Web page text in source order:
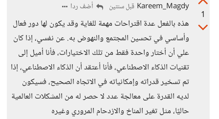
1
Kareem_Magdy قبل سنتين أضف ردا
هذه بالفعل عدة اقتراحات مهمة للغاية وقد يكون لها دور فعال
وأساسي في تحسين المجتمع والنهوض به. عن نفسي، إذا كان
علي أن أختار واحدة فقط من تلك الاختيارات، فأنا أميل إلى
تقنيات الذكاء الاصطناعي، فأنا أعتقد أن الذكاء الاصطناعي، إذا
تم تسخير قدراته وإمكانياته في الاتجاه الصحيح، فسيكون
لديه القدرة على معالجة عدد لا حصر له من المشكلات العالمية
حاليًا، مثل تغير المناخ والازدحام المروري وغيره